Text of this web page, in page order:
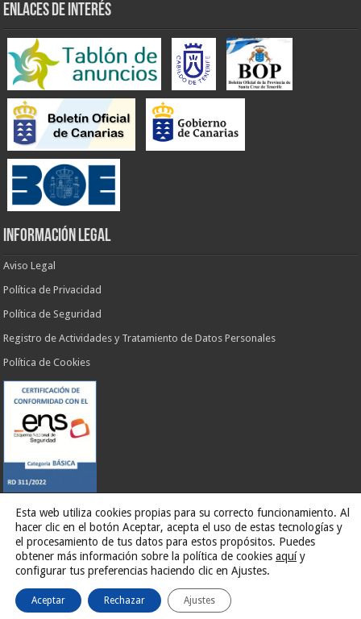
ENLACES DE INTERÉS
INFORMACIÓN LEGAL
Aviso Legal
Política de Privacidad
Política de Seguridad
Registro de Actividades y Tratamiento de Datos Personales
Política de Cookies
Web desarrollada porG13 Estudio Creativo
Ilustre Ayuntamiento de El Rosario
Esta web utiliza cookies propias para su correcto funcionamiento. Al
hacer clic en el botón Aceptar, acepta el uso de estas tecnologías y
el procesamiento de tus datos para estos propósitos. Puedes
obtener más información sobre la política de cookies aquíy
configurar tus preferencias haciendo clic en Ajustes.
Aceptar Rechazar Ajustes